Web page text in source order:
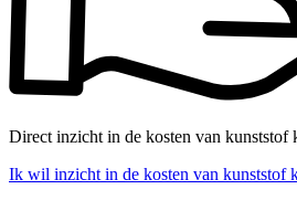
Direct inzicht in de kosten van kunststof
Ik wil inzicht in de kosten van kunststof